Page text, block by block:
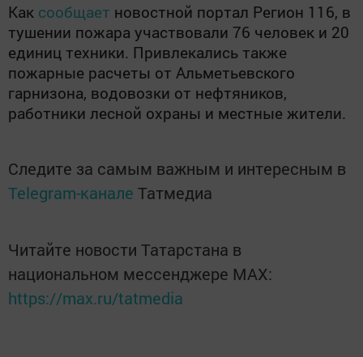
Как сообщает новостной портал Регион 116, в
тушении пожара участвовали 76 человек и 20
единиц техники. Привлекались также
пожарные расчеты от Альметьевского
гарнизона, водовозки от нефтяников,
работники лесной охраны и местные жители.
Следите за самым важным и интересным в
Telegram-канале Татмедиа
Читайте новости Татарстана в
национальном мессенджере MАХ:
https://max.ru/tatmedia